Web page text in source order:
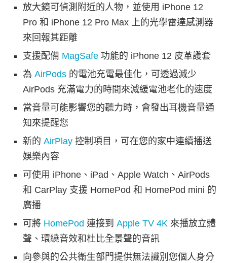
放大鏡可偵測附近的人物，並使用 iPhone 12
Pro 和 iPhone 12 Pro Max 上的光學雷達感測器
來回報其距離
支援配備 MagSafe 功能的 iPhone 12 皮革護套
為 AirPods 的電池充電最佳化，可透過減少
AirPods 充滿電力的時間來減緩電池老化的速度
當音量可能影響您的聽力時，會發出耳機音量通
知來提醒您
新的 AirPlay 控制項目，可在您的家中連續播送
娛樂內容
可使用 iPhone、iPad、Apple Watch、AirPods
和 CarPlay 支援 HomePod 和 HomePod mini 的
廣播
可將 HomePod 連接到 Apple TV 4K 來播放立體
聲、環繞音效和杜比全景聲的音訊
向參與的公共衛生部門提供無法識別您個人身分